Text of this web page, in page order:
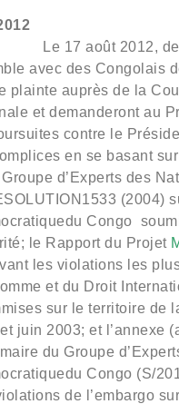
Le 17 août 2012,
avec des Congolais
plainte auprès de la
et demanderont au
contre le
en se basant
d’Experts des
(2004)
Congo
le Rapport du Projet
les violations les
et du Droit
sur le territoire de
​​juin 2003; et l’annexe
du Groupe
Congo (S/
de l’embargo